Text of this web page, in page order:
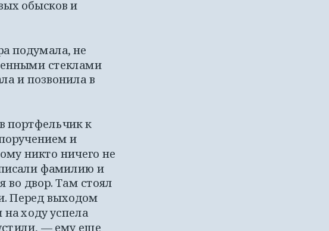
обысков и
подумала, не
стеклами
и позвонила в
портфельчик к
и
никто ничего не
фамилию и
во двор. Там стоял
Перед выходом
ходу успела
— ему еще